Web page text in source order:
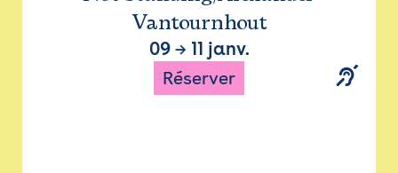
Vantournhout
09→ 11 janv.
Réserver